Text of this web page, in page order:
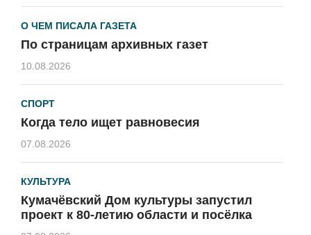
О ЧЕМ ПИСАЛА ГАЗЕТА
По страницам архивных газет
10.08.2026
СПОРТ
Когда тело ищет равновесия
07.08.2026
КУЛЬТУРА
Кумачёвский Дом культуры запустил
проект к 80-летию области и посёлка